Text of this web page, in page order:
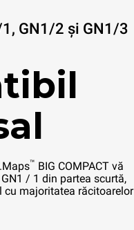
GN1/2 și GN1/3
™ BIG COMPACT vă
/ 1 din partea scurtă,
cu majoritatea răcitoarelor